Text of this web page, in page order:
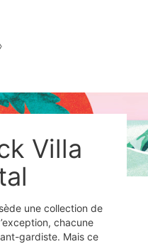
Villa
une collection de
chacune
gardiste. Mais ce